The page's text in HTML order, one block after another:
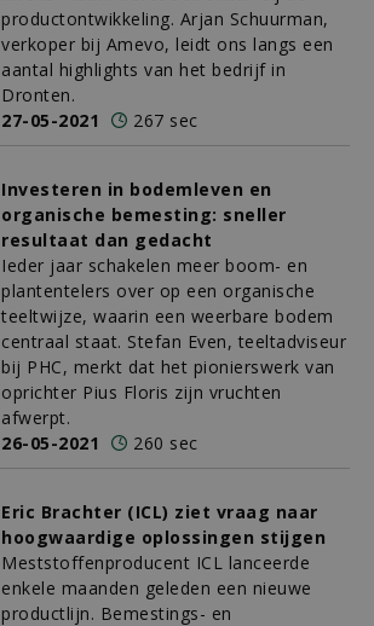
productontwikkeling. Arjan Schuurman,
verkoper bij Amevo, leidt ons langs een
aantal highlights van het bedrijf in
Dronten.
27-05-2021
267 sec
Investeren in bodemleven en
organische bemesting: sneller
resultaat dan gedacht
Ieder jaar schakelen meer boom- en
plantentelers over op een organische
teeltwijze, waarin een weerbare bodem
centraal staat. Stefan Even, teeltadviseur
bij PHC, merkt dat het pionierswerk van
oprichter Pius Floris zijn vruchten
afwerpt.
26-05-2021
260 sec
Eric Brachter (ICL) ziet vraag naar
hoogwaardige oplossingen stijgen
Meststoffenproducent ICL lanceerde
enkele maanden geleden een nieuwe
productlijn. Bemestings- en